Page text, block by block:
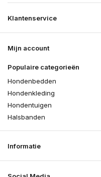
Klantenservice
Mijn account
Populaire categorieën
Hondenbedden
Hondenkleding
Hondentuigen
Halsbanden
Informatie